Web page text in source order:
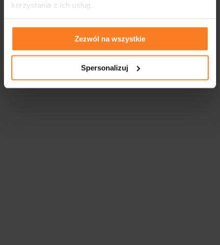
korzystania z ich usług.
Zezwól na wszystkie
Spersonalizuj